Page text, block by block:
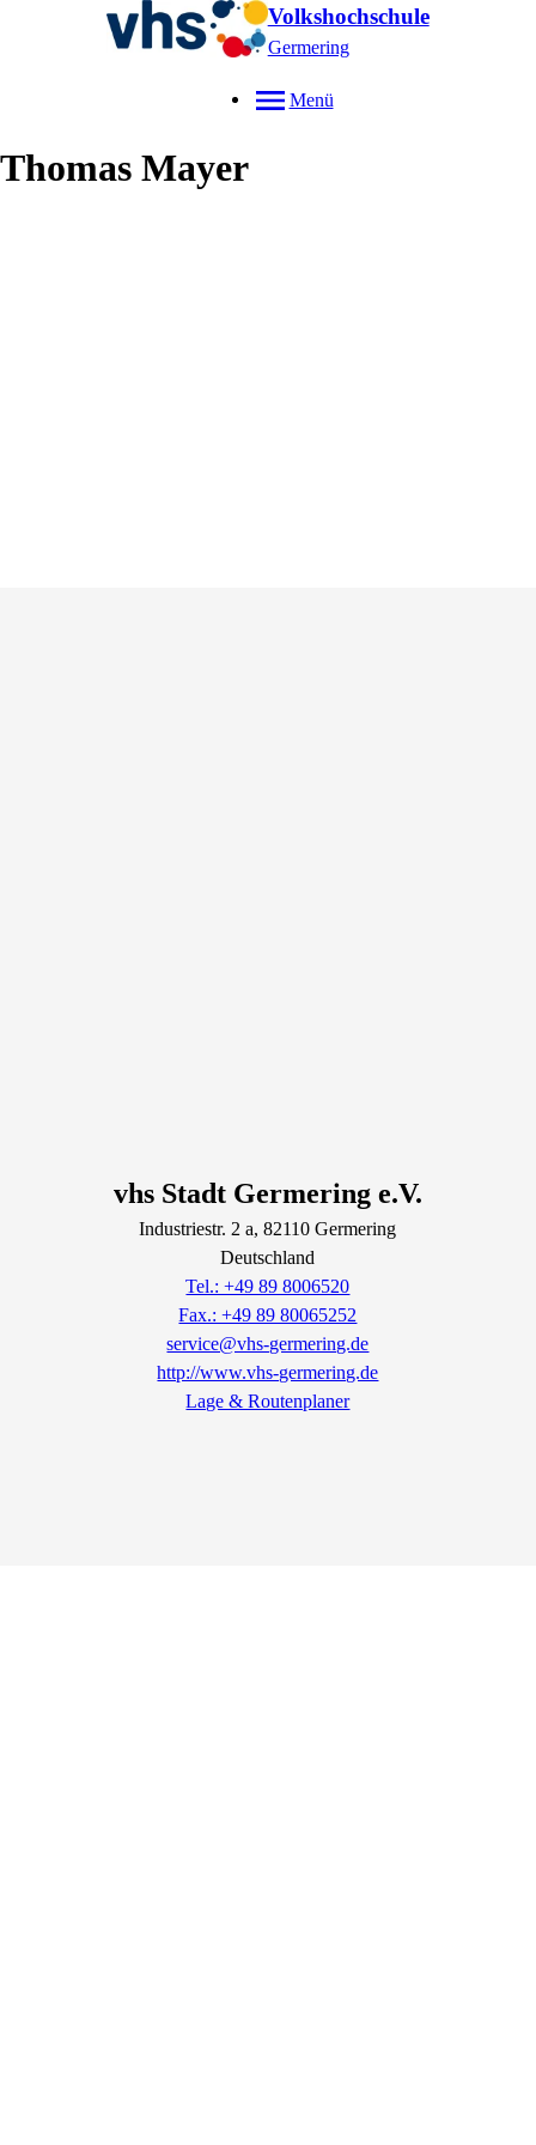
Volkshochschule
Germering
Menü
Thomas Mayer
vhs Stadt Germering e.V.
Industriestr. 2 a, 82110Germering
Deutschland
Tel.: +49 89 8006520
Fax.: +49 89 80065252
service@vhs-germering.de
http://www.vhs-germering.de
Lage & Routenplaner